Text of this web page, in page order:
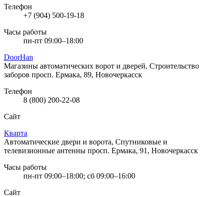
Телефон
+7 (904) 500-19-18
Часы работы
пн-пт 09:00–18:00
DoorHan
Магазины автоматических ворот и дверей, Строительство
заборов просп. Ермака, 89, Новочеркасск
Телефон
8 (800) 200-22-08
Сайт
Кварта
Автоматические двери и ворота, Спутниковые и
телевизионные антенны просп. Ермака, 91, Новочеркасск
Часы работы
пн-пт 09:00–18:00; сб 09:00–16:00
Сайт